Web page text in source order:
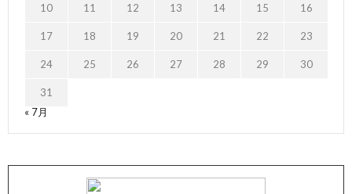
10 11 12 13 14 15 16
17 18 19 20 21 22 23
24 25 26 27 28 29 30
31
« 7月